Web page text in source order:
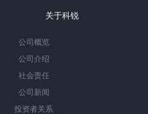
关于科锐
公司概览
公司介绍
社会责任
公司新闻
投资者关系